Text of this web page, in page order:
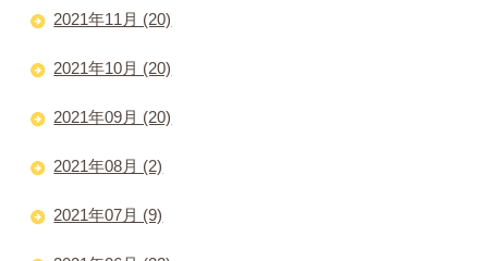
2021年11月 (20)
2021年10月 (20)
2021年09月 (20)
2021年08月 (2)
2021年07月 (9)